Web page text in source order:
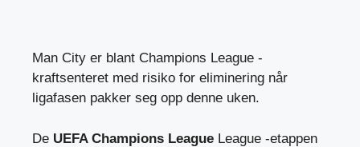
Man City er blant Champions League -
kraftsenteret med risiko for eliminering når
ligafasen pakker seg opp denne uken.
De UEFA Champions League League -etappen